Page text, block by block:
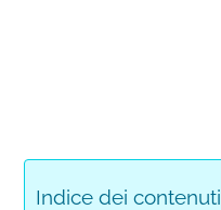
Indice dei contenuti